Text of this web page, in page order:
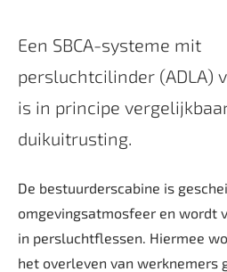
Een SBCA-systeme mit
persluchtcilinder (ADLA)
is in principe
duikuitrusting.
De bestuurderscabine is
omgevingsatmosfeer en wordt
in persluchtflessen. Hiermee
het overleven van werknemers